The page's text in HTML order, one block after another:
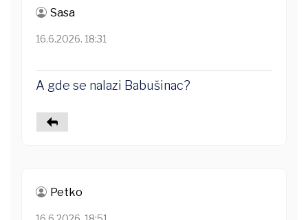
Sasa
16.6.2026. 18:31
A gde se nalazi Babušinac?
Petko